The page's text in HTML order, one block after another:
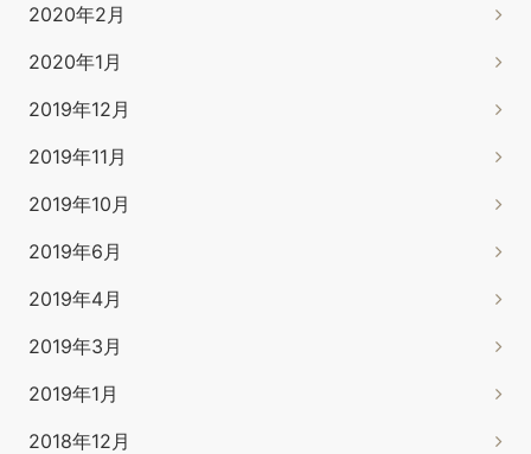
2020年2月
2020年1月
2019年12月
2019年11月
2019年10月
2019年6月
2019年4月
2019年3月
2019年1月
2018年12月